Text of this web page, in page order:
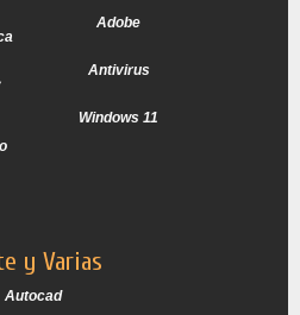
Adobe
Antivirus
Windows 11
y Varias
Autocad